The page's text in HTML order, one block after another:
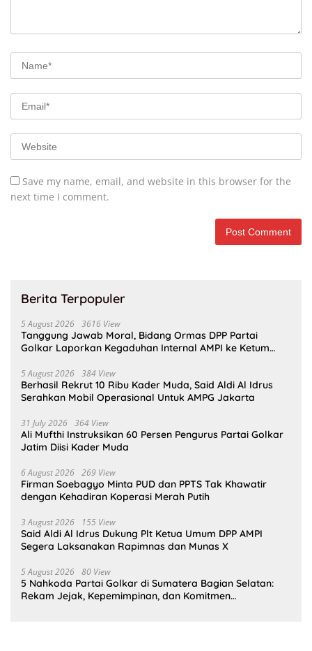
Save my name, email, and website in this browser for the
next time I comment.
Berita Terpopuler
5 August 2026 3616 View
Tanggung Jawab Moral, Bidang Ormas DPP Partai
Golkar Laporkan Kegaduhan Internal AMPI ke Ketum
5 August 2026 384 View
Berhasil Rekrut 10 Ribu Kader Muda, Said Aldi Al Idrus
Serahkan Mobil Operasional Untuk AMPG Jakarta
31 July 2026 364 View
Ali Mufthi Instruksikan 60 Persen Pengurus Partai Golkar
Jatim Diisi Kader Muda
6 August 2026 269 View
Firman Soebagyo Minta PUD dan PPTS Tak Khawatir
dengan Kehadiran Koperasi Merah Putih
3 August 2026 155 View
Said Aldi Al Idrus Dukung Plt Ketua Umum DPP AMPI
Segera Laksanakan Rapimnas dan Munas X
5 August 2026 80 View
5 Nahkoda Partai Golkar di Sumatera Bagian Selatan:
Rekam Jejak, Kepemimpinan, dan Komitmen